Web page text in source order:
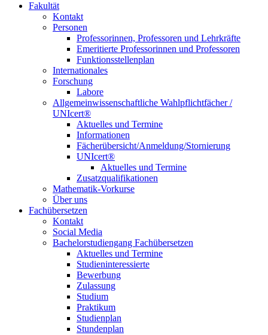
Fakultät
Kontakt
Personen
Professorinnen, Professoren und Lehrkräfte
Emeritierte Professorinnen und Professoren
Funktionsstellenplan
Internationales
Forschung
Labore
Allgemeinwissenschaftliche Wahlpflichtfächer /
UNIcert®
Aktuelles und Termine
Informationen
Fächerübersicht/Anmeldung/Stornierung
UNIcert®
Aktuelles und Termine
Zusatzqualifikationen
Mathematik-Vorkurse
Über uns
Fachübersetzen
Kontakt
Social Media
Bachelorstudiengang Fachübersetzen
Aktuelles und Termine
Studieninteressierte
Bewerbung
Zulassung
Studium
Praktikum
Studienplan
Stundenplan